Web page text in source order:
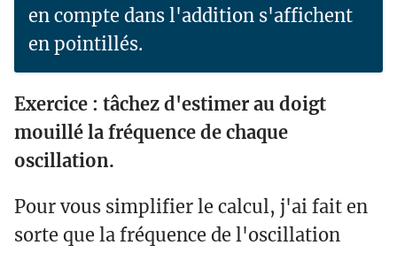
en compte dans l'addition s'affichent
en pointillés.
Exercice : tâchez d'estimer au doigt
mouillé la fréquence de chaque
oscillation.
Pour vous simplifier le calcul, j'ai fait en
sorte que la fréquence de l'oscillation